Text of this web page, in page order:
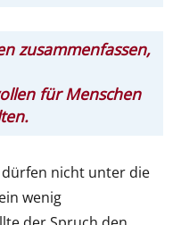
zusammenfassen,
für Menschen
nicht unter die
wenig